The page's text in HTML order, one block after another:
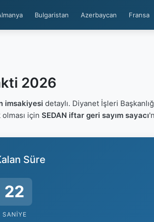
Bulgaristan Azerbaycan Fransa
2026
imsakiyesi detaylı. Diyanet İşleri
olması için SEDAN iftar geri sayım sayacı
Süre
22
SANIYE